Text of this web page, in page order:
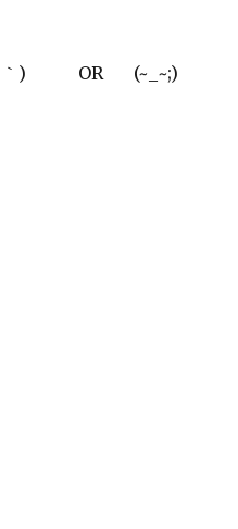
) OR (~_~;)